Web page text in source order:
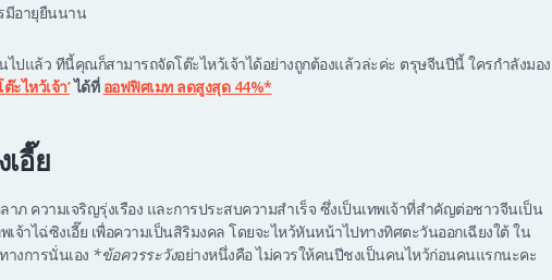
มีอายุยืนนาน
ปแล้ว ทีนี้คุณก็สามารถจัดโต๊ะไหว้เจ้าได้อย่างถูกต้องแล้วล่ะค่ะ ตรุษจีนปีนี้ ใครกำลังมอง
ต๊ะไหว้เจ้า’ได้ที่ ออฟฟิศเมท ลดสูงสุด 44%*
อี๊ย
ลาภ ความเจริญรุ่งเรือง และการประสบความสำเร็จ ซึ่งเป็นเทพเจ้าที่สำคัญต่อชาวจีนเป็น
จ้าไฉ่ซิงเอี๊ย เพื่อความเป็นสิริมงคล โดยจะไหว้หันหน้าไปทางทิศตะวันออกเฉียงใต้ ใน
งการนั่นเอง *ข้อควรระวังอย่างหนึ่งคือ ไม่ควรให้คนปีชงเป็นคนไหว้ก่อนคนแรกนะคะ